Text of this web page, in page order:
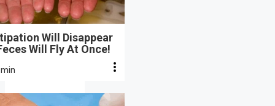
Will Disappear
Will Fly At Once!